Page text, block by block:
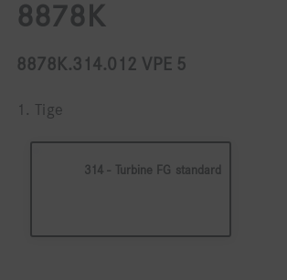
8878K
8878K.314.012 VPE 5
1. Tige
314 - Turbine FG standard